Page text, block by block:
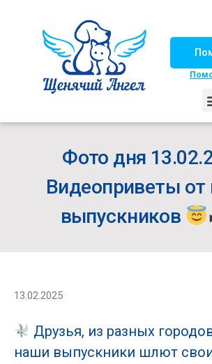
Фото дня
Видеоприветы от
выпускников
13.02.2025
Друзья, из разных
наши выпускники шлют